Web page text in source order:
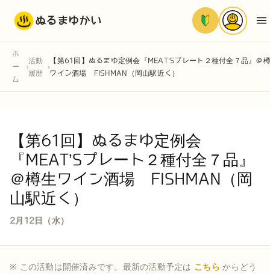
ぬるまゆかい
ホ
ー
ム
›
活動
履歴
›
【第61回】ぬるまゆ定例会『MEAT’Sプレート２種付全７品』＠
ワイン酒場 FISHMAN（岡山駅近く）
【第61回】ぬるまゆ定例会
『MEAT’Sプレート２種付全７品』
＠樽生ワイン酒場 FISHMAN（岡
山駅近く）
2月12日（水）
※ この活動は開催済みです。最新の活動予定は こちら からどう